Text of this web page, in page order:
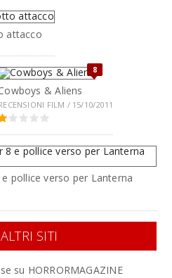
attacco
8
& Aliens
FILM / 15/10/2011
pollice verso per Lanterna
SITI
su HORRORMAGAZINE